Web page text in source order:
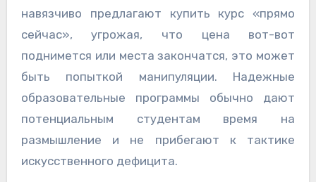
навязчиво предлагают купить курс «прямо
сейчас», угрожая, что цена вот-вот
поднимется или места закончатся, это может
быть попыткой манипуляции. Надежные
образовательные программы обычно дают
потенциальным студентам время на
размышление и не прибегают к тактике
искусственного дефицита.